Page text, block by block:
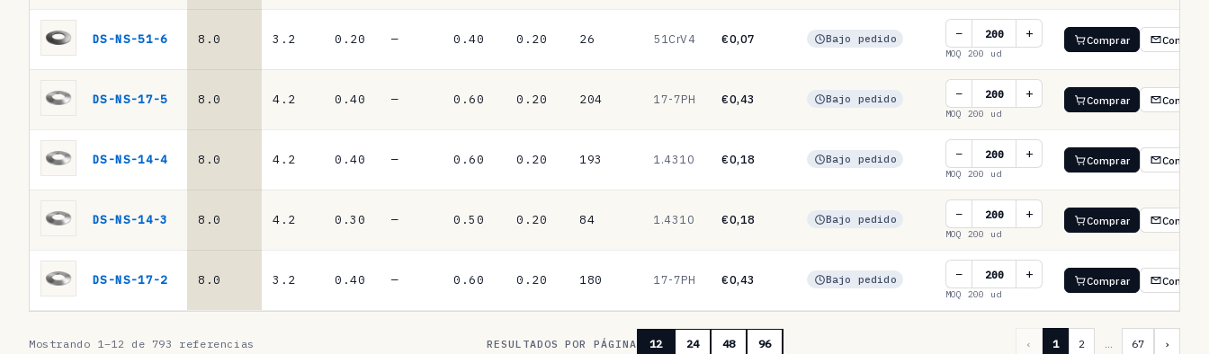
m
u
e
p
l
DS-NS-51-6 8.0 3.2 0.20 — 0.40 0.20 26 51CrV4 €0,07 Bajo pedido − +
MOQ 200 ud
Comprar
DS-NS-17-5 8.0 4.2 0.40 — 0.60 0.20 204 17-7PH €0,43 Bajo pedido − +
MOQ 200 ud
Comprar
DS-NS-14-4 8.0 4.2 0.40 — 0.60 0.20 193 1.4310 €0,18 Bajo pedido − +
MOQ 200 ud
Comprar
DS-NS-14-3 8.0 4.2 0.30 — 0.50 0.20 84 1.4310 €0,18 Bajo pedido − +
MOQ 200 ud
Comprar
DS-NS-17-2 8.0 3.2 0.40 — 0.60 0.20 180 17-7PH €0,43 Bajo pedido − +
MOQ 200 ud
Comprar
Mostrando 1–12 de 793 referencias RESULTADOS POR PÁGINA 12 24 48 96 ‹ 1 2 … 67 ›